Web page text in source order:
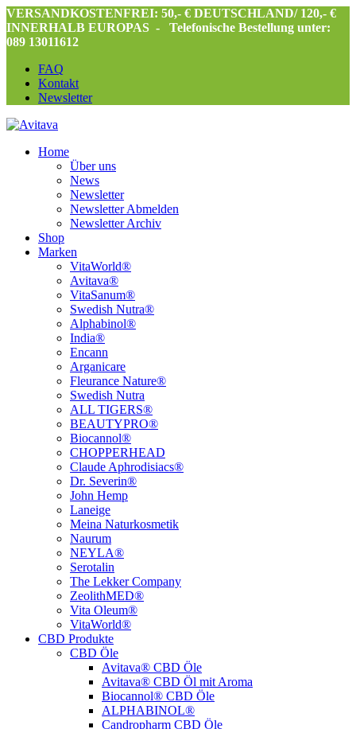
VERSANDKOSTENFREI: 50,- € DEUTSCHLAND/ 120,- €
INNERHALB EUROPAS -
Telefonische Bestellung unter:
089 13011612
FAQ
Kontakt
Newsletter
Home
Über uns
News
Newsletter
Newsletter Abmelden
Newsletter Archiv
Shop
Marken
VitaWorld®
Avitava®
VitaSanum®
Swedish Nutra®
Alphabinol®
India®
Encann
Arganicare
Fleurance Nature®
Swedish Nutra
ALL TIGERS®
BEAUTYPRO®
Biocannol®
CHOPPERHEAD
Claude Aphrodisiacs®
Dr. Severin®
John Hemp
Laneige
Meina Naturkosmetik
Naurum
NEYLA®
Serotalin
The Lekker Company
ZeolithMED®
Vita Oleum®
VitaWorld®
CBD Produkte
CBD Öle
Avitava® CBD Öle
Avitava® CBD Öl mit Aroma
Biocannol® CBD Öle
ALPHABINOL®
Candropharm CBD Öle